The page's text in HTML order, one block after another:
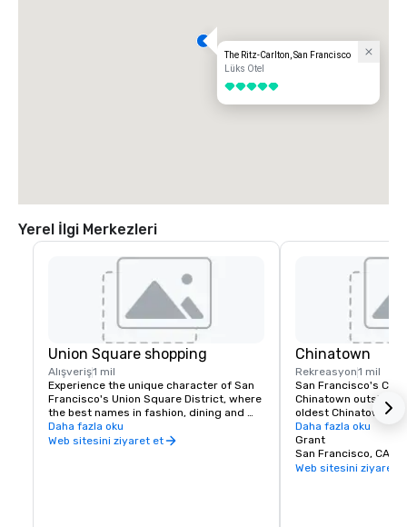
The Ritz-Carlton, San Francisco
Lüks Otel
5 / 5
Yerel İlgi Merkezleri
Union Square shopping
Alışveriş1 mil
Experience the unique character of San
Francisco's Union Square District, where
the best names in fashion, dining and
theater can be found. Union Square is a
great place to meet friends or family and
Daha fazla oku
Web sitesini ziyaret et
Chinatown
Rekreasyon1 mil
San Francisco's
Chinatown outside
oldest Chinatown in
Invented in San
fortune cookies are
Golden Gate Fortune
Learn about the
Daha fazla oku
Grant
San Francisco, CA,
Web sitesini ziyaret